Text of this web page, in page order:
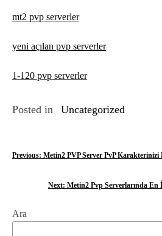
mt2 pvp serverler
yeni açılan pvp serverler
1-120 pvp serverler
Posted in Uncategorized
Y
ı
Previous: Metin2 PVP Server PvP Karakterinizi
Next: Metin2 Pvp Serverlarında
Ara